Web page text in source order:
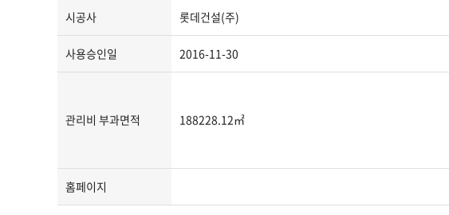
소,
주
리
사
시공사 롯데건설(주)
사용승인일 2016-11-30
관리비 부과면적 188228.12㎡
홈페이지